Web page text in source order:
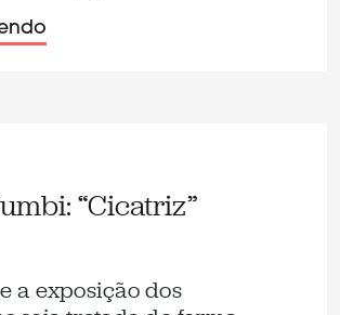
“Cicatriz”
a exposição dos